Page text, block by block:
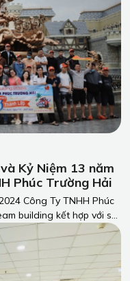
Kỷ Niệm 13 năm
Phúc Trường Hải
Công Ty TNHH Phúc
building kết hợp với sự
ty tại Phú Quốc - một
nhất Việt Nam.
đáng nhớ và đầy ý